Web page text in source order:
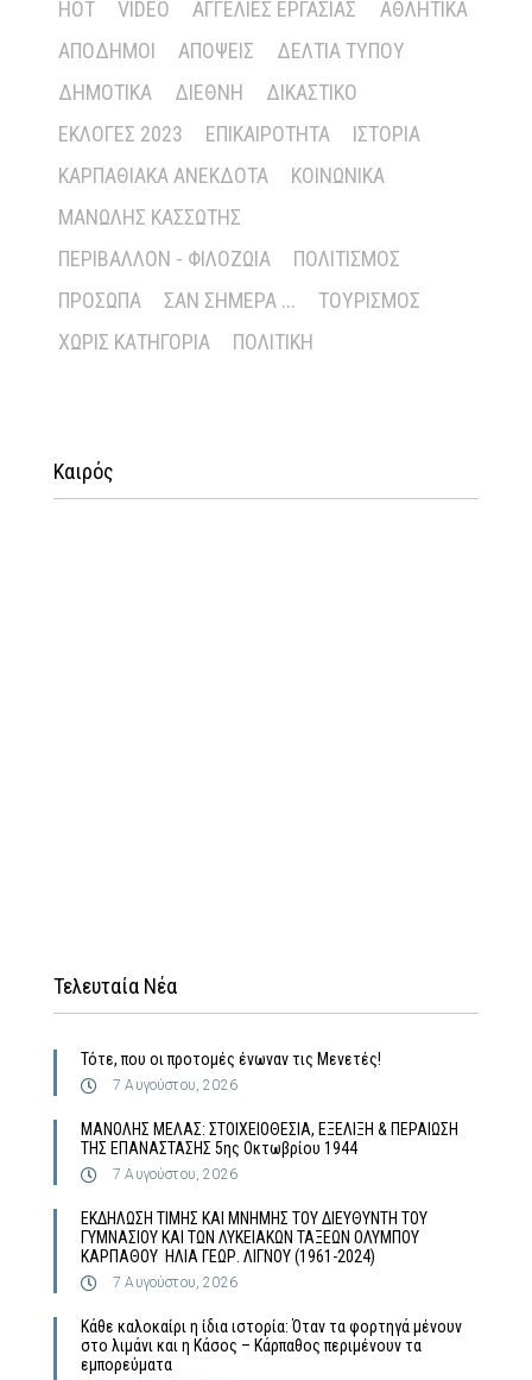
HOT VIDEO ΑΓΓΕΛΊΕΣ ΕΡΓΑΣΊΑΣ
ΑΘΛΗΤΙΚΆ
ΑΠΌΔΗΜΟΙ
ΑΠΌΨΕΙΣ
ΔΕΛΤΊΑ ΤΎΠΟΥ
ΔΗΜΟΤΙΚΆ
ΔΙΕΘΝΉ
ΔΙΚΑΣΤΙΚΌ
ΕΚΛΟΓΈΣ 2023
ΕΠΙΚΑΙΡΌΤΗΤΑ
ΙΣΤΟΡΊΑ
ΚΑΡΠΑΘΙΑΚΆ ΑΝΈΚΔΟΤΑ
ΚΟΙΝΩΝΙΚΆ
ΜΑΝΏΛΗΣ ΚΑΣΣΏΤΗΣ
ΠΕΡΙΒΆΛΛΟΝ - ΦΙΛΟΖΩΊΑ
ΠΟΛΙΤΙΣΜΌΣ
ΠΡΌΣΩΠΑ
ΣΑΝ ΣΉΜΕΡΑ ...
ΤΟΥΡΙΣΜΌΣ
ΧΩΡΊΣ ΚΑΤΗΓΟΡΊΑ
ΠΟΛΙΤΙΚΉ
Καιρός
Τελευταία Νέα
Τότε, που οι προτομές ένωναν τις Μενετές!
7 Αυγούστου, 2026
MΑΝΟΛΗΣ ΜΕΛΑΣ: ΣΤΟΙΧΕΙΟΘΕΣΙΑ, ΕΞΕΛΙΞΗ & ΠΕΡΑΙΩΣΗ
ΤΗΣ ΕΠΑΝΑΣΤΑΣΗΣ 5ης Οκτωβρίου 1944
7 Αυγούστου, 2026
ΕΚΔΗΛΩΣΗ ΤΙΜΗΣ ΚΑΙ ΜΝΗΜΗΣ ΤΟΥ ΔΙΕΥΘΥΝΤΗ ΤΟΥ
ΓΥΜΝΑΣΙΟΥ ΚΑΙ ΤΩΝ ΛΥΚΕΙΑΚΩΝ ΤΑΞΕΩΝ ΟΛΥΜΠΟΥ
ΚΑΡΠΑΘΟΥ ΗΛΙΑ ΓΕΩΡ. ΛΙΓΝΟΥ (1961-2024)
7 Αυγούστου, 2026
Κάθε καλοκαίρι η ίδια ιστορία: Όταν τα φορτηγά μένουν
στο λιμάνι και η Κάσος – Κάρπαθος περιμένουν τα
εμπορεύματα